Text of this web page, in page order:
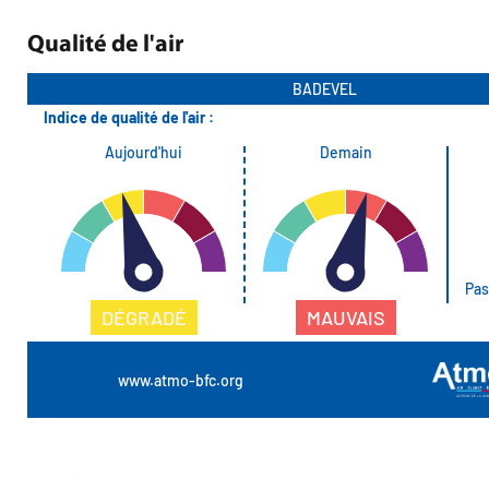
Qualité de l'air